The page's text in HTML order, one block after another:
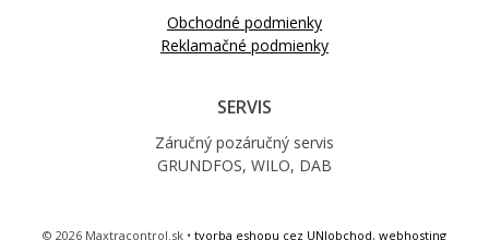
Obchodné podmienky
Reklamačné podmienky
SERVIS
Záručný pozáručný servis
GRUNDFOS, WILO, DAB
© 2026 Maxtracontrol.sk • tvorba eshopu cez UNIobchod, webhosting